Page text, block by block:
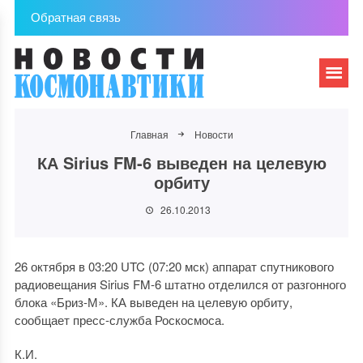
Обратная связь
Главная Новости
КА Sirius FM-6 выведен на целевую
орбиту
26.10.2013
26 октября в 03:20 UTC (07:20 мск) аппарат спутникового
радиовещания Sirius FM-6 штатно отделился от разгонного
блока «Бриз-М». КА выведен на целевую орбиту,
сообщает пресс-служба Роскосмоса.
К.И.